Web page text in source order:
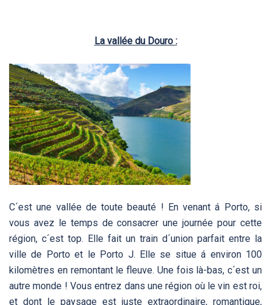
La vallée du Douro :
C´est une vallée de toute beauté ! En venant á Porto, si
vous avez le temps de consacrer une journée pour cette
région, c´est top. Elle fait un train d´union parfait entre la
ville de Porto et le Porto J. Elle se situe á environ 100
kilomètres en remontant le fleuve. Une fois là-bas, c´est un
autre monde ! Vous entrez dans une région où le vin est roi,
et dont le paysage est juste extraordinaire, romantique,